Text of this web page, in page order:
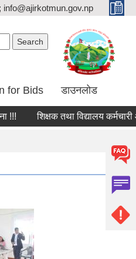
for Bids डाउनलोड
शिक्षक तथा विद्यालय कर्मचारी